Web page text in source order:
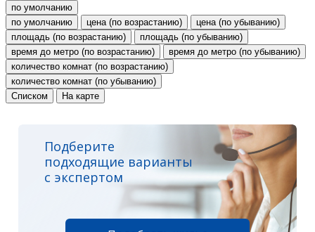
по умолчанию
по умолчанию
цена (по возрастанию)
цена (по убыванию)
площадь (по возрастанию)
площадь (по убыванию)
время до метро (по возрастанию)
время до метро (по убыванию)
количество комнат (по возрастанию)
количество комнат (по убыванию)
Списком
На карте
Подберите
подходящие варианты
с экспертом